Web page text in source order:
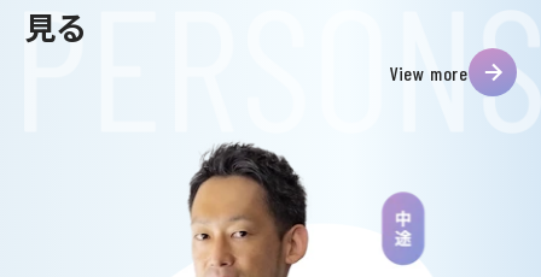
見る
View more